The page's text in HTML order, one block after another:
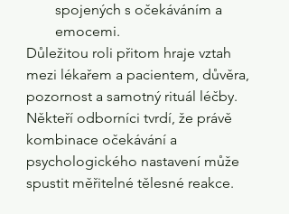
spojených s očekáváním a
emocemi.
Důležitou roli přitom hraje vztah
mezi lékařem a pacientem, důvěra,
pozornost a samotný rituál léčby.
Někteří odborníci tvrdí, že právě
kombinace očekávání a
psychologického nastavení může
spustit měřitelné tělesné reakce.